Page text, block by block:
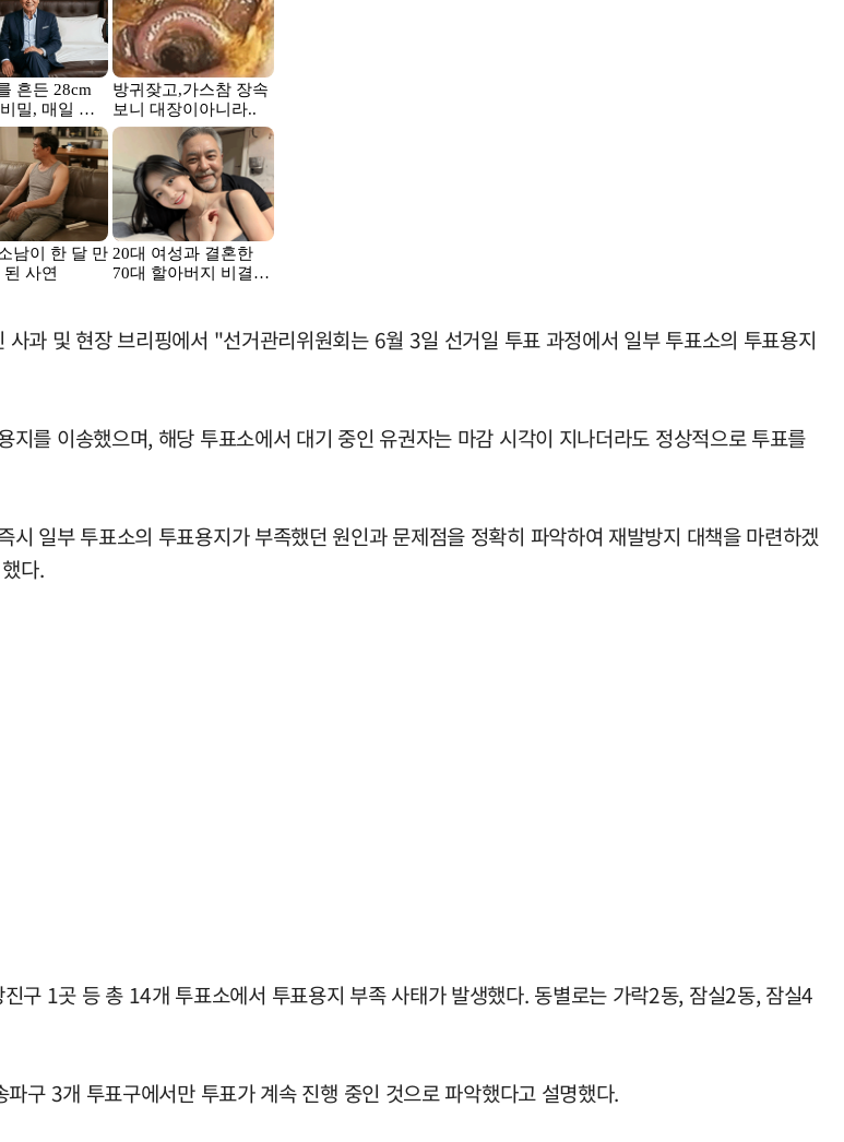
과 및 현장 브리핑에서 "선거관리위원회는 6월 3일 선거일 투표 과정에서 일부 투표소의 투표용지
를 이송했으며, 해당 투표소에서 대기 중인 유권자는 마감 시각이 지나더라도 정상적으로 투표를
일부 투표소의 투표용지가 부족했던 원인과 문제점을 정확히 파악하여 재발방지 대책을 마련하겠
다.
구 1곳 등 총 14개 투표소에서 투표용지 부족 사태가 발생했다. 동별로는 가락2동, 잠실2동, 잠실4
구 3개 투표구에서만 투표가 계속 진행 중인 것으로 파악했다고 설명했다.